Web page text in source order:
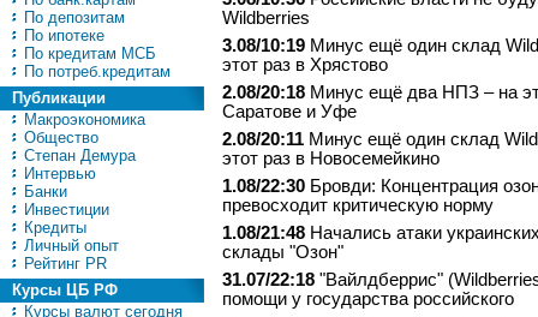
По депозитам
По ипотеке
По кредитам МСБ
По потреб.кредитам
Публикации
Макроэкономика
Общество
Степан Демура
Интервью
Банки
Инвестиции
Кредиты
Личный опыт
Рейтинг PR
Курсы ЦБ РФ
Курсы валют сегодня
Wildberries
3.08/10:19 Минус ещё один склад
этот раз в Хрястово
2.08/20:18 Минус ещё два НПЗ – на
Саратове и Уфе
2.08/20:11 Минус ещё один склад
этот раз в Новосемейкино
1.08/22:30 Бровди: Концентрация
превосходит критическую норму
1.08/21:48 Начались атаки
склады "Озон"
31.07/22:18 "Вайлдберрис"
помощи у государства российского